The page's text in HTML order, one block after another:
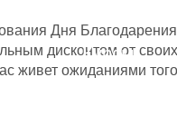
Курсы
Дня Благодарения,
дисконтом от
живет ожиданиями